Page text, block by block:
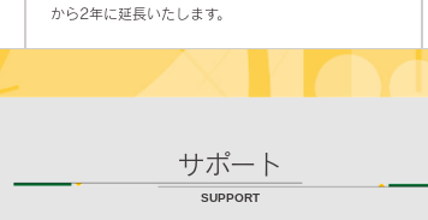
から2年に延長いたします。
サポート
SUPPORT